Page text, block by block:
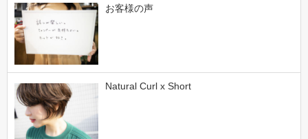
お客様の声
Natural Curl x Short